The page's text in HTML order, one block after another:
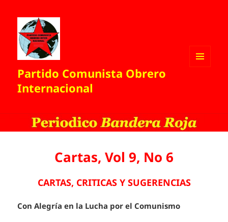
Partido Comunista Obrero
Internacional
Cartas, Vol 9, No 6
CARTAS, CRITICAS Y SUGERENCIAS
Con Alegría en la Lucha por el Comunismo